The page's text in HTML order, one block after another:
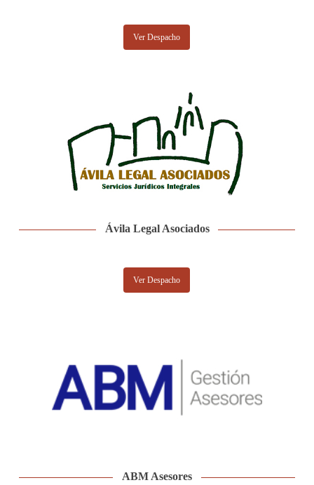
Ver Despacho
Ávila Legal Asociados
Ver Despacho
ABM Asesores